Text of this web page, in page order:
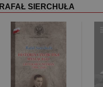
RAFAŁ SIERCHUŁA